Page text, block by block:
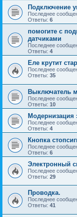
Подключение
Последнее
Ответы: 6
помогите с
датчиками
Последнее
Ответы: 4
Еле крутит
Последнее
Ответы: 35
Выключатель
Последнее
Ответы: 10
Модернизация
Последнее
Ответы: 4
Кнопка
Последнее
Ответы: 6
Электронный
Последнее
Ответы: 29
Проводка.
Последнее
Ответы: 41